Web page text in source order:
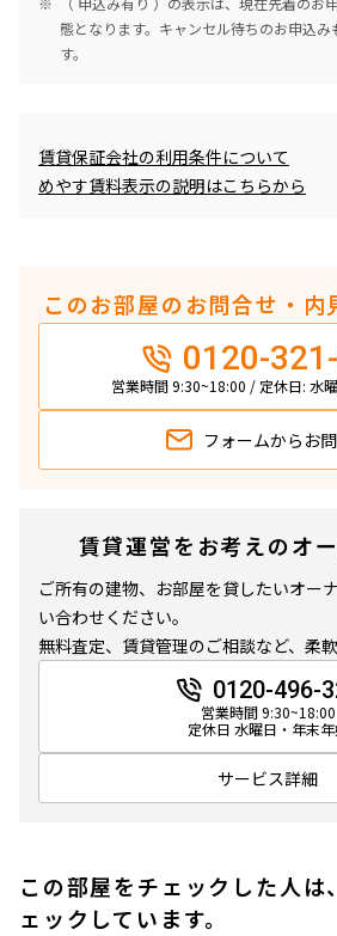
態となります。キャンセル待ちのお申込
す。
賃貸保証会社の利用条件について
めやす賃料表示の説明はこちらから
このお部屋のお問合せ・内
0120-
営業時間 9:30~18:00 / 定休日: 水
フォームから お
賃貸運営をお考えのオ
ご所有の建物、お部屋を貸したいオー
い合わせください。
無料査定、賃貸管理のご相談など、柔軟
0120-496-
営業時間 9:30~18:00
定休日 水曜日・年末
サービス詳細
この部屋をチェックした人は
ェックしています。